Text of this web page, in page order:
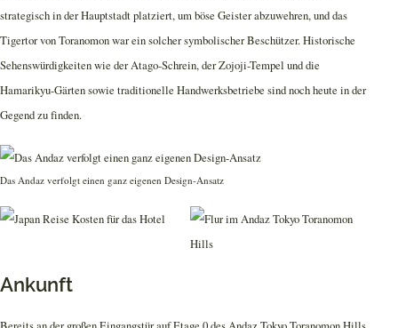
strategisch in der Hauptstadt platziert, um böse Geister abzuwehren, und das
Tigertor von Toranomon war ein solcher symbolischer Beschützer. Historische
Sehenswürdigkeiten wie der Atago-Schrein, der Zojoji-Tempel und die
Hamarikyu-Gärten sowie traditionelle Handwerksbetriebe sind noch heute in der
Gegend zu finden.
Das Andaz verfolgt einen ganz eigenen Design-Ansatz
Ankunft